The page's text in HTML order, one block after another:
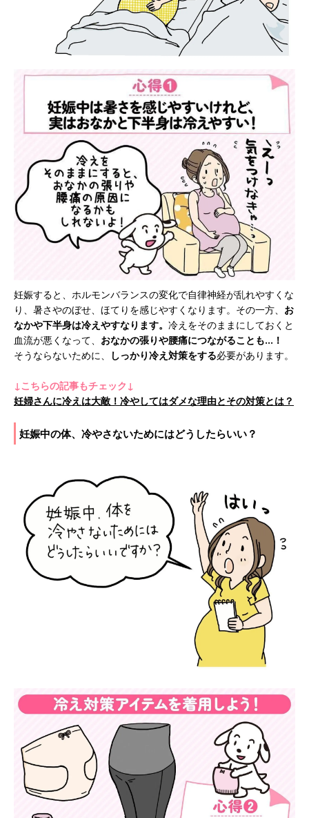
妊娠すると、ホルモンバランスの変化で自律神経が乱れやすくな
り、暑さやのぼせ、ほてりを感じやすくなります。その一方、 お
なかや下半身は冷えやすなります。 冷えをそのままにしておくと
血流が悪くなって、 おなかの張りや腰痛につながることも…！
そうならないために、
しっかり冷え対策をする必要があります。
↓こちらの記事もチェック↓
妊婦さんに冷えは大敵！冷やしてはダメな理由とその対策とは？
妊娠中の体、冷やさないためにはどうしたらいい？